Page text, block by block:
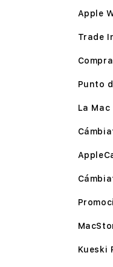
Apple
Trade
Punto
La
Kueski